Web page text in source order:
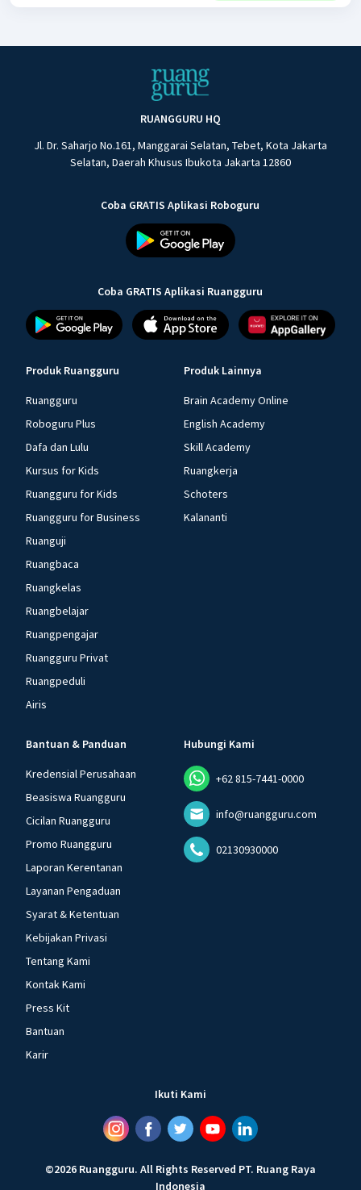
RUANGGURU HQ
Jl. Dr. Saharjo No.161, Manggarai Selatan, Tebet, Kota Jakarta
Selatan, Daerah Khusus Ibukota Jakarta 12860
Coba GRATIS Aplikasi Roboguru
Coba GRATIS Aplikasi Ruangguru
Produk Ruangguru
Ruangguru
Roboguru Plus
Dafa dan Lulu
Kursus for Kids
Ruangguru for Kids
Ruangguru for Business
Ruanguji
Ruangbaca
Ruangkelas
Ruangbelajar
Ruangpengajar
Ruangguru Privat
Ruangpeduli
Airis
Produk Lainnya
Brain Academy Online
English Academy
Skill Academy
Ruangkerja
Schoters
Kalananti
Bantuan & Panduan
Kredensial Perusahaan
Beasiswa Ruangguru
Cicilan Ruangguru
Promo Ruangguru
Laporan Kerentanan
Layanan Pengaduan
Syarat & Ketentuan
Kebijakan Privasi
Tentang Kami
Kontak Kami
Press Kit
Bantuan
Karir
Hubungi Kami
+62 815-7441-0000
info@ruangguru.com
02130930000
Ikuti Kami
©2026 Ruangguru. All Rights Reserved PT. Ruang Raya
Indonesia